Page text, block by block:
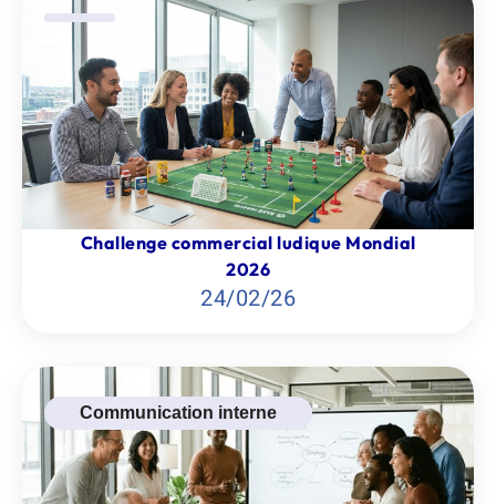
Challenge commercial ludique Mondial
2026
24/02/26
Communication interne